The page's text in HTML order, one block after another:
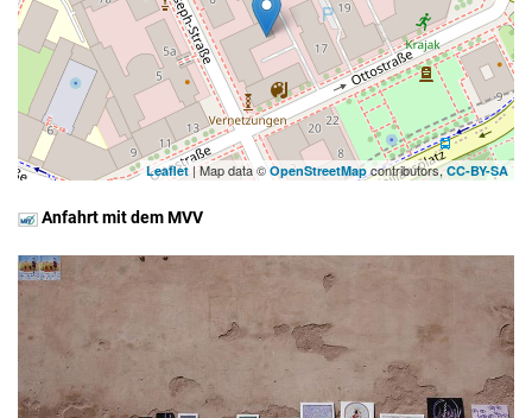
Leaflet| Map data © OpenStreetMapcontributors,CC-BY-SA
Anfahrt mit dem MVV